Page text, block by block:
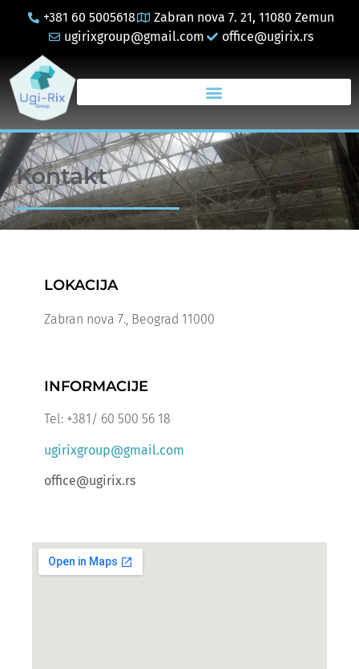
+381 60 5005618
Zabran nova 7. 21, 11080 Zemun
ugirixgroup@gmail.com
office@ugirix.rs
Kontakt
LOKACIJA
Zabran nova 7., Beograd 11000
INFORMACIJE
Tel: +381/ 60 500 56 18
ugirixgroup@gmail.com
office@ugirix.rs